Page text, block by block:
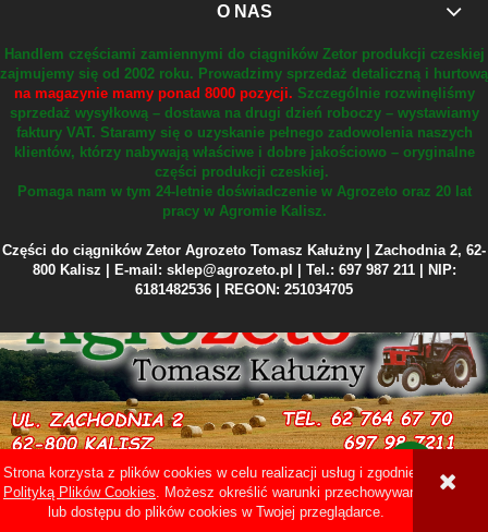
Strona korzysta z plików cookies w celu realizacji usług i zgodnie z
Polityką Plików Cookies. Możesz określić warunki przechowywania
lub dostępu do plików cookies w Twojej przeglądarce.
O NAS
Handlem częściami zamiennymi do ciągników Zetor produkcji czeskiej
zajmujemy się od 2002 roku. Prowadzimy sprzedaż detaliczną i hurtową
na magazynie mamy ponad 8000 pozycji. Szczególnie rozwinęliśmy
sprzedaż wysyłkową – dostawa na drugi dzień roboczy – wystawiamy
faktury VAT. Staramy się o uzyskanie pełnego zadowolenia naszych
klientów, którzy nabywają właściwe i dobre jakościowo – oryginalne
części produkcji czeskiej.
Pomaga nam w tym 24-letnie doświadczenie w Agrozeto oraz 20 lat
pracy w Agromie Kalisz.
Części do ciągników Zetor Agrozeto Tomasz Kałużny | Zachodnia 2, 62-
800 Kalisz | E-mail: sklep@agrozeto.pl | Tel.: 697 987 211 | NIP:
6181482536 | REGON: 251034705
Sklep internetowy Shoper Premium
POKAŻ PEŁNĄ WERSJĘ STRONY